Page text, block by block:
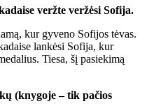
veržte veržėsi Sofija.
kur gyveno Sofijos tėvas.
lankėsi Sofija, kur
Tiesa, šį pasiekimą
(knygoje – tik pačios